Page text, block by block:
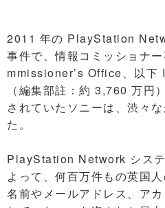
2011 年の PlayStation
事件で、情報コミッショナ
mmissioner’s Office、以下
（編集部註：約 3,760 万円
されていたソニーは、渋々
た。
PlayStation Network シス
よって、何百万件もの英国
名前やメールアドレス、ア